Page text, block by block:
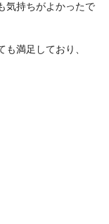
気持ちがよかったで
満足しており、